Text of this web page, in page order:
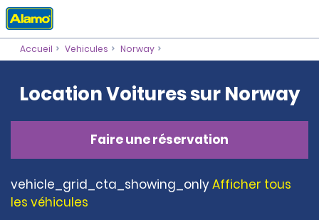
Accueil Vehicules Norway
Location Voitures sur Norway
Faire une réservation
vehicle_grid_cta_showing_onlyAfficher tous
les véhicules